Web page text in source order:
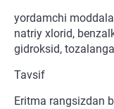
yordamchi
natriy xlorid,
gidroksid,
Tavsif
Eritma rangsizdan